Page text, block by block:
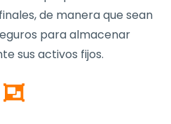
de manera que sean
para almacenar
sus activos fijos.